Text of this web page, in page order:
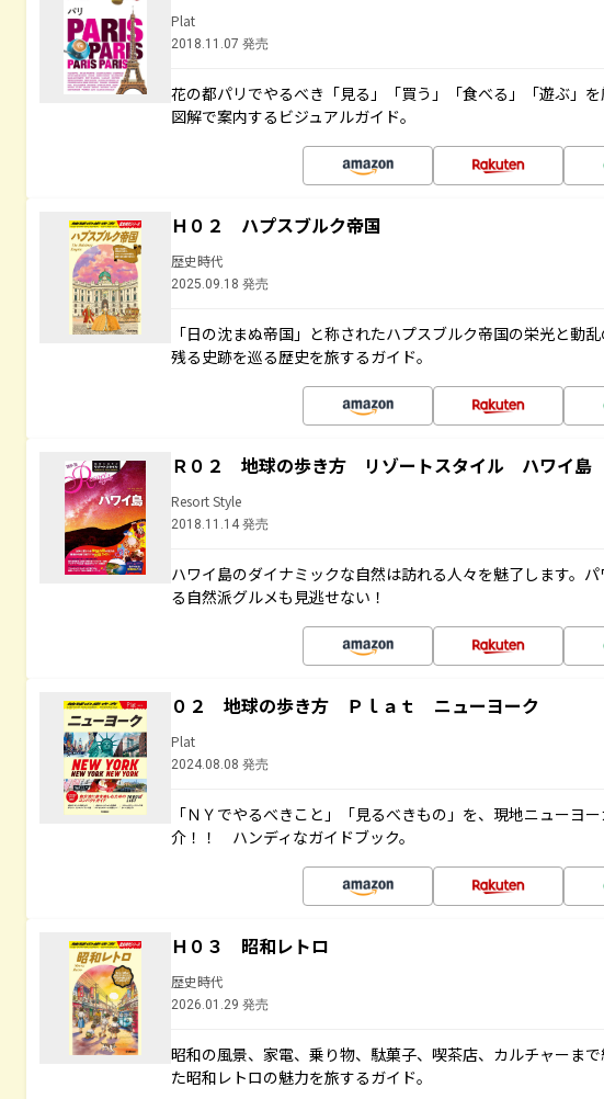
Plat
2018.11.07 発売
花の都パリでやるべき「見る」「買う」「食べる」「遊ぶ」
図解で案内するビジュアルガイド。
Ｈ０２ ハプスブルク帝国
歴史時代
2025.09.18 発売
「日の沈まぬ帝国」と称されたハプスブルク帝国の栄光と動
残る史跡を巡る歴史を旅するガイド。
Ｒ０２ 地球の歩き方 リゾートスタイル ハワイ島
Resort Style
2018.11.14 発売
ハワイ島のダイナミックな自然は訪れる人々を魅了します。
る自然派グルメも見逃せない！
０２ 地球の歩き方 Ｐｌａｔ ニューヨーク
Plat
2024.08.08 発売
「ＮＹでやるべきこと」「見るべきもの」を、現地ニューヨ
介！！ ハンディなガイドブック。
Ｈ０３ 昭和レトロ
歴史時代
2026.01.29 発売
昭和の風景、家電、乗り物、駄菓子、喫茶店、カルチャーま
た昭和レトロの魅力を旅するガイド。